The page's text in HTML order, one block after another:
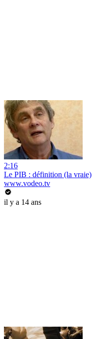
2:16
Le PIB : définition (la vraie)
www.vodeo.tv
il y a 14 ans